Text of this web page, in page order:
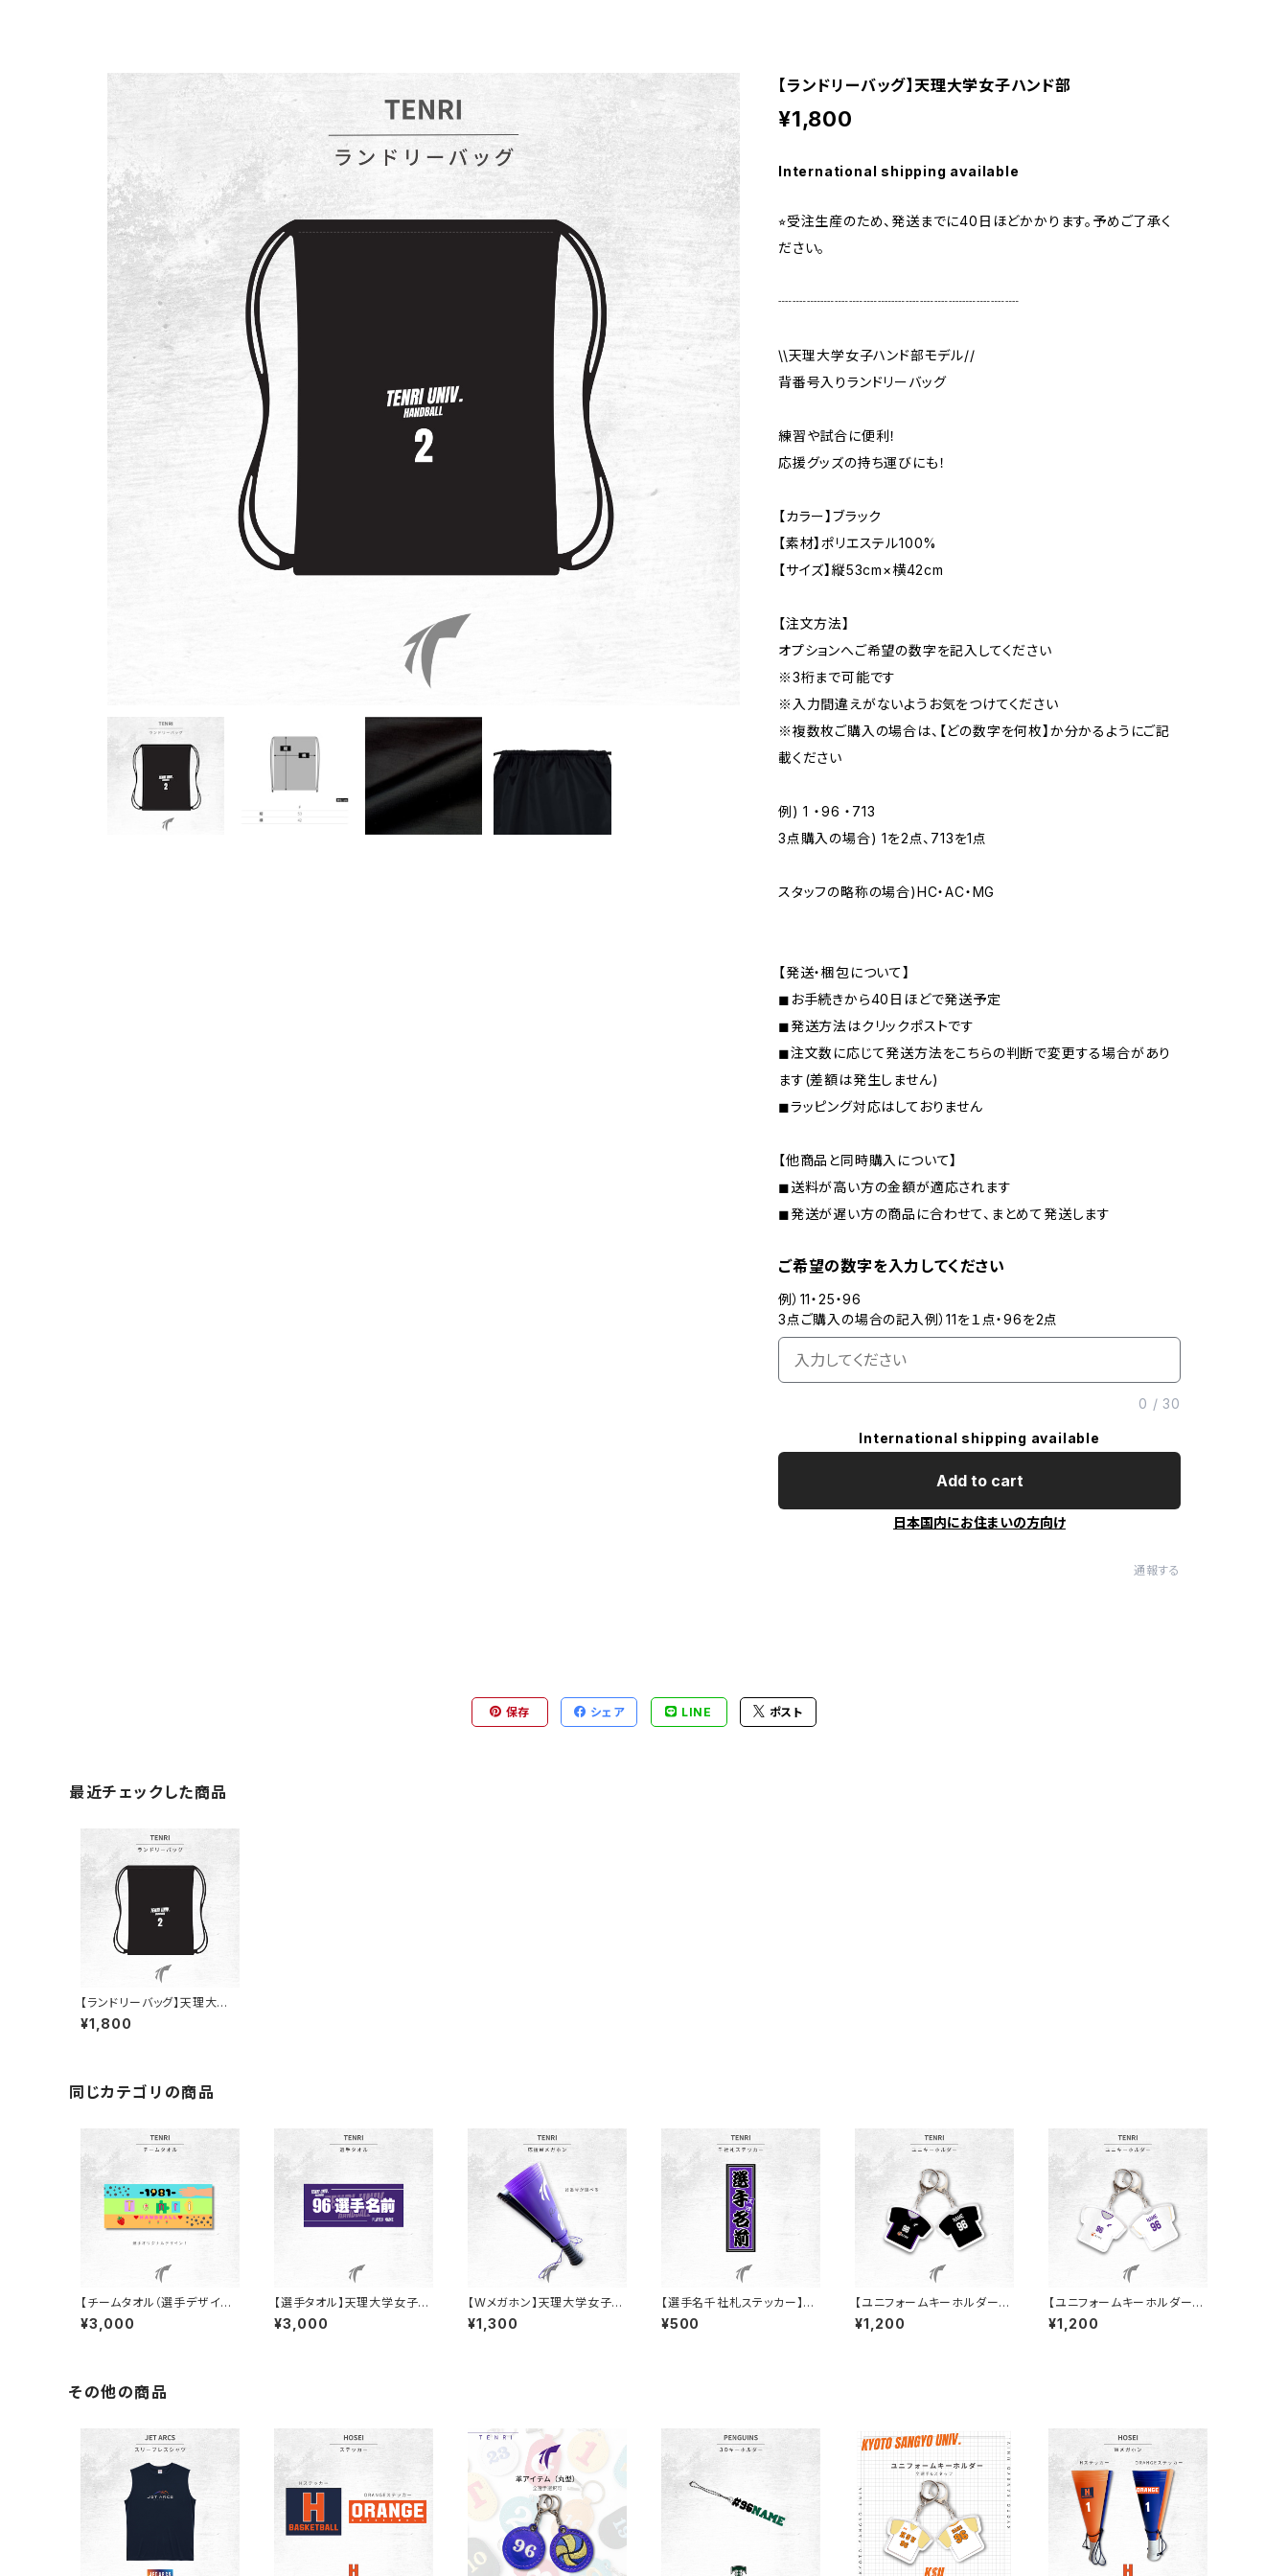
【ランドリーバッグ】天理大学女子ハンド部
¥1,800
International shipping available
⭐︎受注生産のため、発送までに40日ほどかかります。予めご了承く
ださい。
┈┈┈┈┈┈┈┈┈┈┈┈┈┈┈┈┈
\\天理大学女子ハンド部モデル//
背番号入りランドリーバッグ
練習や試合に便利！
応援グッズの持ち運びにも！
【カラー】ブラック
【素材】ポリエステル100%
【サイズ】縦53cm×横42cm
【注文方法】
オプションへご希望の数字を記入してください
※3桁まで可能です
※入力間違えがないようお気をつけてください
※複数枚ご購入の場合は、【どの数字を何枚】か分かるようにご記
載ください
例) 1 ・96 ・713
3点購入の場合) 1を2点、713を1点
スタッフの略称の場合)HC・AC・MG
【発送・梱包について】
◼︎お手続きから40日ほどで発送予定
◼︎発送方法はクリックポストです
◼︎注文数に応じて発送方法をこちらの判断で変更する場合があり
ます(差額は発生しません)
◼︎ラッピング対応はしておりません
【他商品と同時購入について】
◼︎送料が高い方の金額が適応されます
◼︎発送が遅い方の商品に合わせて、まとめて発送します
ご希望の数字を入力してください
例）11・25・96
3点ご購入の場合の記入例）11を１点・96を2点
0 /30
International shipping available
Add to cart
日本国内にお住まいの方向け
通報する
保存 シェア LINE ポスト
最近チェックした商品
【ランドリーバッグ】天理大学
女子ハンド部
¥1,800
同じカテゴリの商品
【チームタオル（選手デザイ
ン）】天理大学女子ハンド部
¥3,000
【選手タオル】天理大学女子ハ
ンド部
¥3,000
【Wメガホン】天理大学女子ハ
ンド部/背番号ステッカー付
き！
¥1,300
【選手名千社札ステッカー】天
理大学女子ハンド部
¥500
【ユニフォームキーホルダー（1
st）】天理大学女子ハンド部
¥1,200
【ユニフォームキーホルダー（2
nd）】天理大学女子ハンド部
¥1,200
その他の商品